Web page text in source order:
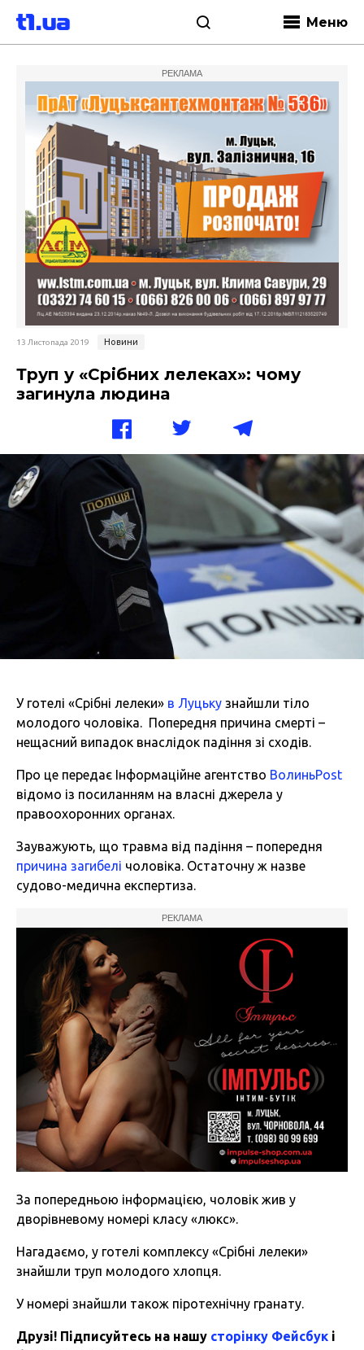
Меню
РЕКЛАМА
13 Листопада 2019 Новини
Труп у «Срібних лелеках»: чому
загинула людина
У готелі «Срібні лелеки» в Луцьку знайшли тіло
молодого чоловіка. Попередня причина смерті –
нещасний випадок внаслідок падіння зі сходів.
Про це передає Інформаційне агентство ВолиньPost
відомо із посиланням на власні джерела у
правоохоронних органах.
Зауважують, що травма від падіння – попередня
причина загибелі чоловіка. Остаточну ж назве
судово-медична експертиза.
РЕКЛАМА
За попередньою інформацією, чоловік жив у
дворівневому номері класу «люкс».
Нагадаємо, у готелі комплексу «Срібні лелеки»
знайшли труп молодого хлопця.
У номері знайшли також піротехнічну гранату.
Друзі! Підписуйтесь на нашу сторінку Фейсбук і